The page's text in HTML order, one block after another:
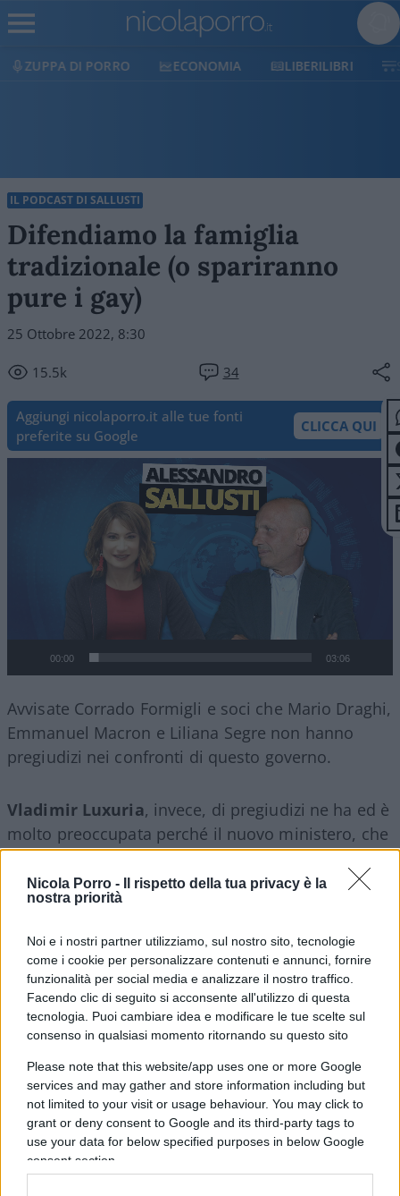
Nicola Porro -
Il rispetto della tua privacy è la
nostra priorità
Noi e i nostri partner utilizziamo, sul nostro sito, tecnologie
come i cookie per personalizzare contenuti e annunci, fornire
funzionalità per social media e analizzare il nostro traffico.
Facendo clic di seguito si acconsente all'utilizzo di questa
tecnologia. Puoi cambiare idea e modificare le tue scelte sul
consenso in qualsiasi momento ritornando su questo sito
Please note that this website/app uses one or more Google
services and may gather and store information including but
not limited to your visit or usage behaviour. You may click to
grant or deny consent to Google and its third-party tags to
use your data for below specified purposes in below Google
consent section.
ZUPPA DI PORRO ECONOMIA LIBERILIBRI
IL PODCAST DI SALLUSTI
Difendiamo la famiglia
tradizionale (o spariranno
pure i gay)
25 Ottobre 2022, 8:30
15.5k 34
Aggiungi nicolaporro.it alle tue fonti
preferite su Google
CLICCA QUI
00:00 03:06
Avvisate Corrado Formigli e soci che Mario Draghi,
Emmanuel Macron e Liliana Segre non hanno
pregiudizi nei confronti di questo governo.
Vladimir Luxuria, invece, di pregiudizi ne ha ed è
molto preoccupata perché il nuovo ministero, che
si deve occupare di diritti, si chiama della Famiglia
e della Natalità, oltre che delle pari opportunità.
Come se il diritto alla famiglia non fosse
coerentemente, questo ministero sia stato
affidato ad Eugenia Roccella.
Continua ascoltando il podcast di Alessandro
#ALESSANDRO SALLUSTI